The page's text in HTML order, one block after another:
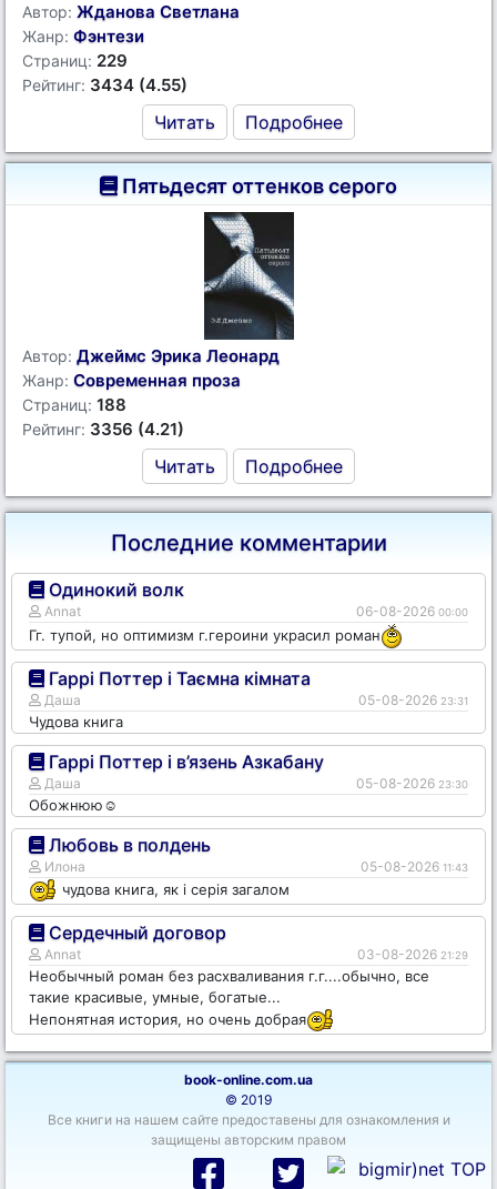
Автор: Жданова Светлана
Жанр: Фэнтези
Страниц: 229
Рейтинг: 3434 (4.55)
Читать Подробнее
Пятьдесят оттенков серого
Автор: Джеймс Эрика Леонард
Жанр: Современная проза
Страниц: 188
Рейтинг: 3356 (4.21)
Читать Подробнее
Последние комментарии
Одинокий волк
Annat 06-08-2026 00:00
Гг. тупой, но оптимизм г.героини украсил роман
Гаррі Поттер і Таємна кімната
Даша 05-08-2026 23:31
Чудова книга
Гаррі Поттер і в’язень Азкабану
Даша 05-08-2026 23:30
Обожнюю☺️
Любовь в полдень
Илона 05-08-2026 11:43
чудова книга, як і серія загалом
Сердечный договор
Annat 03-08-2026 21:29
Необычный роман без расхваливания г.г....обычно, все
такие красивые, умные, богатые...
Непонятная история, но очень добрая
book-online.com.ua
© 2019
Все книги на нашем сайте предоставены для ознакомления и
защищены авторским правом